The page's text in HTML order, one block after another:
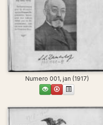
Numero 001, jan (1917)